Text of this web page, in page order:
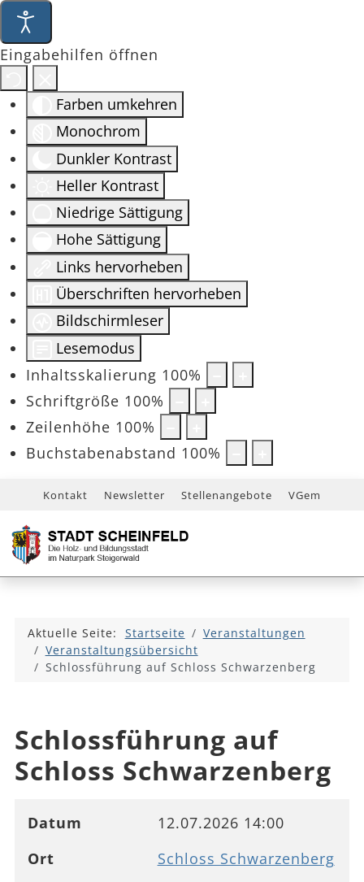
Eingabehilfen öffnen
Farben umkehren
Monochrom
Dunkler Kontrast
Heller Kontrast
Niedrige Sättigung
Hohe Sättigung
Links hervorheben
Überschriften hervorheben
Bildschirmleser
Lesemodus
Inhaltsskalierung 100%
Schriftgröße 100%
Zeilenhöhe 100%
Buchstabenabstand 100%
Kontakt Newsletter Stellenangebote VGem
Aktuelle Seite: Startseite
Veranstaltungen
Veranstaltungsübersicht
Schlossführung auf Schloss Schwarzenberg
Schlossführung auf
Schloss Schwarzenberg
Datum 12.07.2026 14:00
Ort
Schloss Schwarzenberg